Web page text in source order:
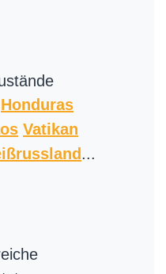
Honduras
Vatikan
...